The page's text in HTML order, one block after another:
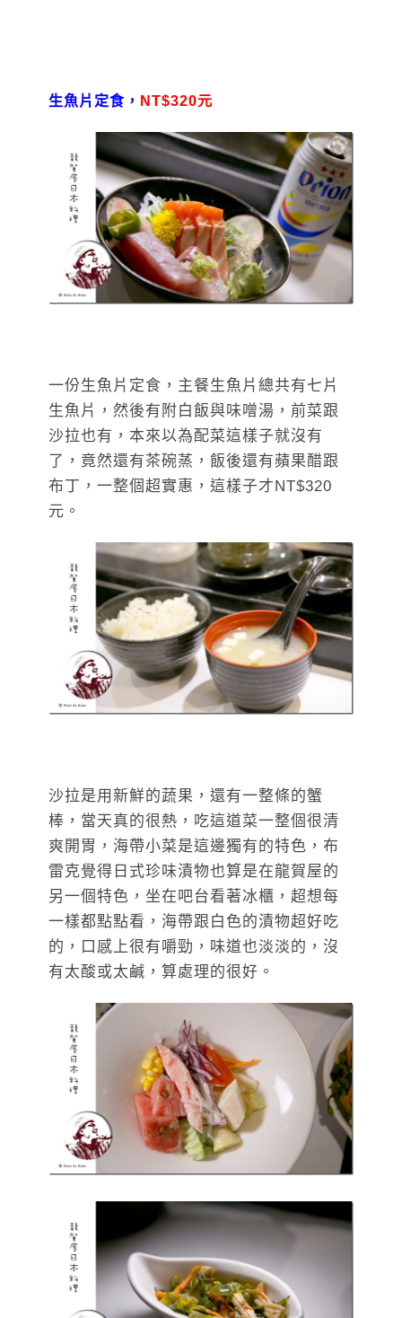
生魚片定食， NT$320元
一份生魚片定食，主餐生魚片總共有七片
生魚片，然後有附白飯與味噌湯，前菜跟
沙拉也有，本來以為配菜這樣子就沒有
了，竟然還有茶碗蒸，飯後還有蘋果醋跟
布丁，一整個超實惠，這樣子才NT$320
元。
沙拉是用新鮮的蔬果，還有一整條的蟹
棒，當天真的很熱，吃這道菜一整個很清
爽開胃，海帶小菜是這邊獨有的特色，布
雷克覺得日式珍味漬物也算是在龍賀屋的
另一個特色，坐在吧台看著冰櫃，超想每
一樣都點點看，海帶跟白色的漬物超好吃
的，口感上很有嚼勁，味道也淡淡的，沒
有太酸或太鹹，算處理的很好。